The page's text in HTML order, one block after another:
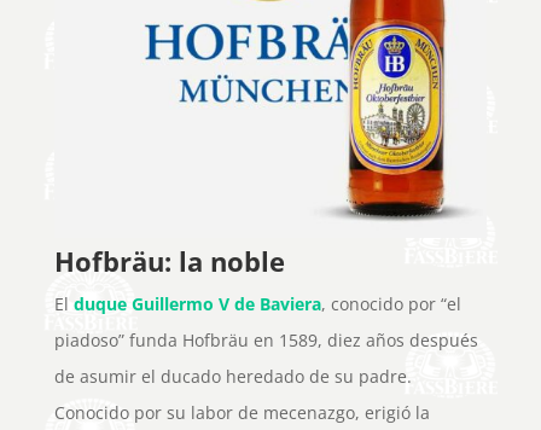
Hofbräu: la noble
El duque Guillermo V de Baviera, conocido por “el
piadoso” funda Hofbräu en 1589, diez años después
de asumir el ducado heredado de su padre.
Conocido por su labor de mecenazgo, erigió la